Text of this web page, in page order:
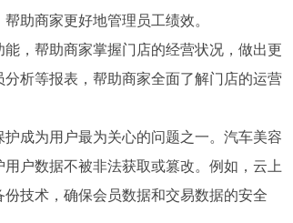
助商家更好地管理员工绩效。
，帮助商家掌握门店的经营状况，做出更
析等报表，帮助商家全面了解门店的运营
成为用户最为关心的问题之一。汽车美容
户数据不被非法获取或篡改。例如，云上
技术，确保会员数据和交易数据的安全